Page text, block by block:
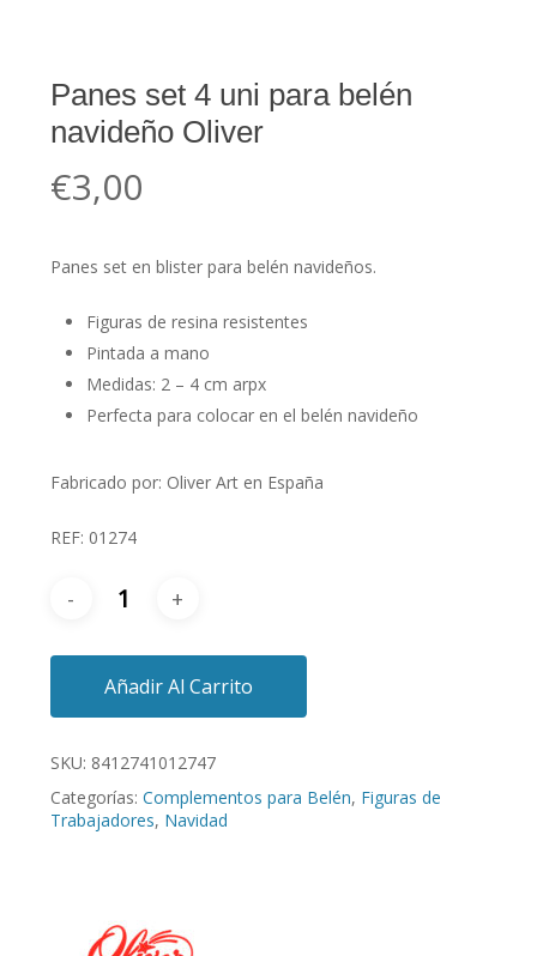
Panes set 4 uni para belén
navideño Oliver
€3,00
Panes set en blister para belén navideños.
Figuras de resina resistentes
Pintada a mano
Medidas: 2 – 4 cm arpx
Perfecta para colocar en el belén navideño
Fabricado por: Oliver Art en España
REF: 01274
Añadir Al Carrito
SKU: 8412741012747
Categorías: Complementos para Belén, Figuras de
Trabajadores, Navidad